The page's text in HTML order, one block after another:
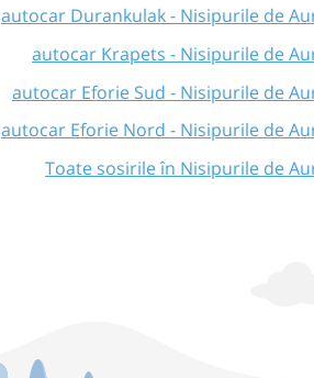
autocar Durankulak - Nisipurile de
autocar Krapets - Nisipurile de
autocar Eforie Sud - Nisipurile de
autocar Eforie Nord - Nisipurile de
Toate sosirile în Nisipurile de